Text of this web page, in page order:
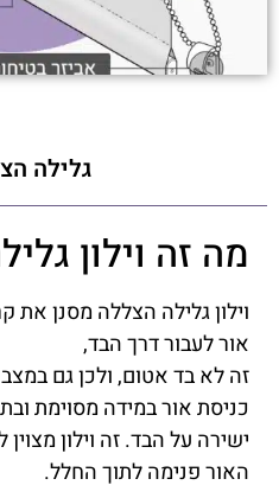
גלילה
מה זה וילון
וילון גלילה הצללה מסנן
אור לעבור דרך הבד,
זה לא בד אטום, ולכן גם
כניסת אור במידה מסוימת
ישירה על הבד. זה וילון
האור פנימה לתוך החלל.